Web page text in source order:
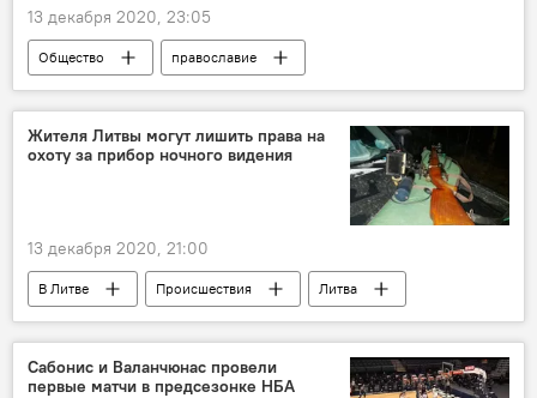
13 декабря 2020, 23:05
Общество
православие
православные
традиции
народные традиции
приметы
Жителя Литвы могут лишить права на
охоту за прибор ночного видения
13 декабря 2020, 21:00
В Литве Происшествия
Литва
охота
охотники
Сабонис и Валанчюнас провели
первые матчи в предсезонке НБА